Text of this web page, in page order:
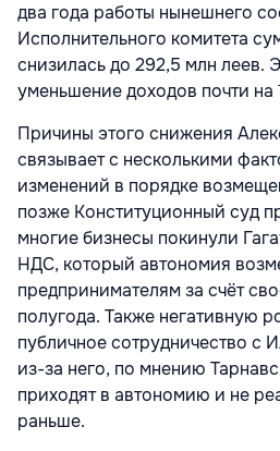
два года работы нынешнего
Исполнительного комитета
снизилась до 292,5 млн леев.
уменьшение доходов почти на
Причины этого снижения
связывает с несколькими
изменений в порядке
позже Конституционный суд
многие бизнесы покинули
НДС, который автономия
предпринимателям за счёт
полугода. Также негативную
публичное сотрудничество
из-за него, по мнению
приходят в автономию и не
раньше.